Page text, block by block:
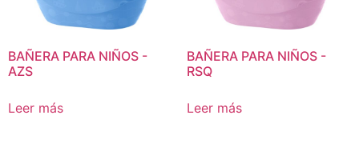
BAÑERA PARA NIÑOS -
AZS
Leer más
BAÑERA PARA NIÑOS -
RSQ
Leer más